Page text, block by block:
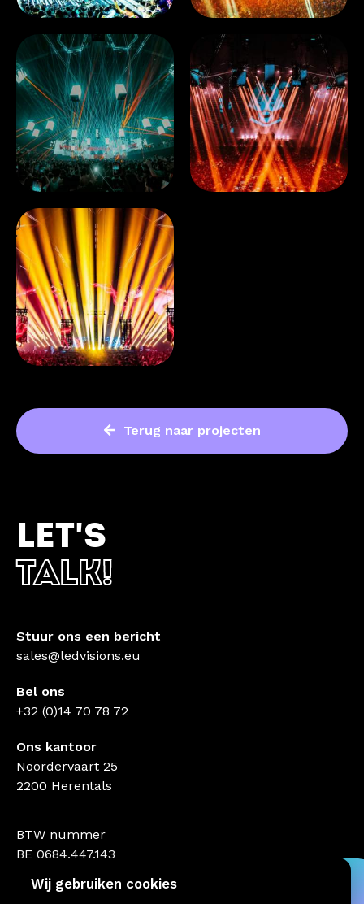
Terug naar projecten
LET'S
TALK!
Stuur ons een bericht
sales@ledvisions.eu
Bel ons
+32 (0)14 70 78 72
Ons kantoor
Noordervaart 25
2200 Herentals
BTW nummer
BE 0684.447.143
Wij gebruiken cookies